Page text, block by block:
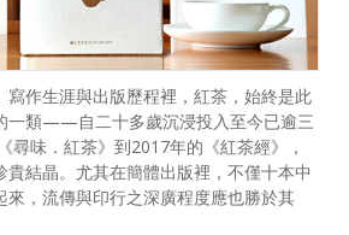
寫作生涯與出版歷程裡，紅茶，始終是此
一類——自二十多歲沉浸投入至今已逾三
尋味．紅茶》到2017年的《紅茶經》，
貴結晶。尤其在簡體出版裡，不僅十本中
來，流傳與印行之深廣程度應也勝於其